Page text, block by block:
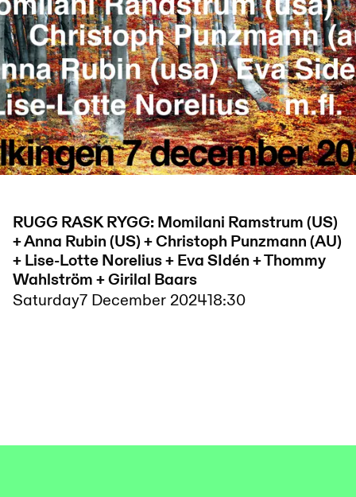
RUGG RASK RYGG: Momilani Ramstrum (US)
+ Anna Rubin (US) + Christoph Punzmann (AU)
+ Lise-Lotte Norelius + Eva SIdén + Thommy
Wahlström + Girilal Baars
Saturday7 December 202418:30